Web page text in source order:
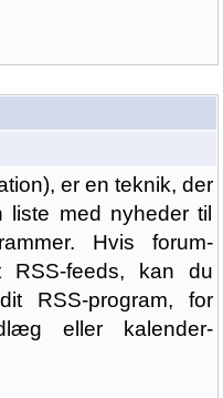
er en teknik, der
liste med nyheder til
Hvis forum-
RSS-feeds, kan du
RSS-program, for
eller kalender-